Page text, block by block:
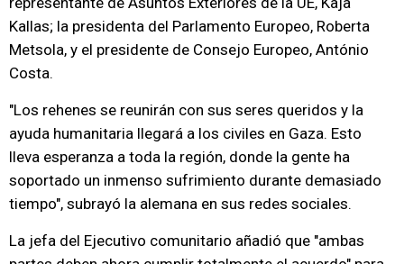
Kallas; la presidenta del Parlamento Europeo, Roberta
Metsola, y el presidente de Consejo Europeo, António
Costa.
"Los rehenes se reunirán con sus seres queridos y la
ayuda humanitaria llegará a los civiles en Gaza. Esto
lleva esperanza a toda la región, donde la gente ha
soportado un inmenso sufrimiento durante demasiado
tiempo", subrayó la alemana en sus redes sociales.
La jefa del Ejecutivo comunitario añadió que "ambas